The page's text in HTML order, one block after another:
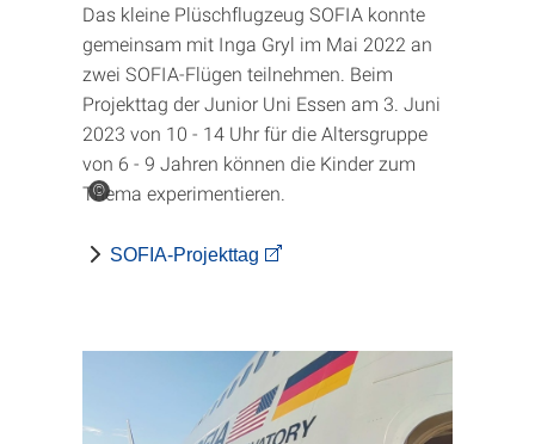
©
Das kleine Plüschflugzeug SOFIA konnte
gemeinsam mit Inga Gryl im Mai 2022 an
zwei SOFIA-Flügen teilnehmen. Beim
Projekttag der Junior Uni Essen am 3. Juni
2023 von 10 - 14 Uhr für die Altersgruppe
von 6 - 9 Jahren können die Kinder zum
Thema experimentieren.
SOFIA-Projekttag